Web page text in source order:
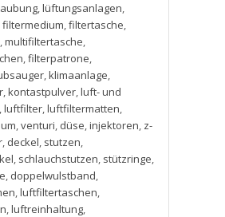
,lüftungsanlagen,
filtermedium,filtertasche,
,multifiltertasche,
,filterpatrone,
,klimaanlage,
,kontastpulver,luft- und
,luftfilter,luftfiltermatten,
,venturi, düse,injektoren, z-
, deckel, stutzen,
, schlauchstutzen, stützringe,
, doppelwulstband,
,luftfiltertaschen,
,luftreinhaltung,